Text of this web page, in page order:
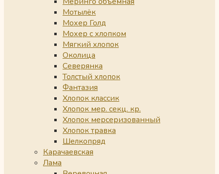
Мотылёк
Мохер Голд
Мохер с хлопком
Мягкий хлопок
Околица
Северянка
Толстый хлопок
Фантазия
Хлопок классик
Хлопок мер. секц. кр.
Хлопок мерсеризованный
Хлопок травка
Шелкопряд
Карачаевская
Лама